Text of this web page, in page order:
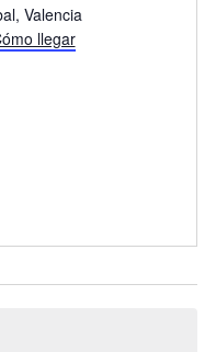
Valencia
llegar